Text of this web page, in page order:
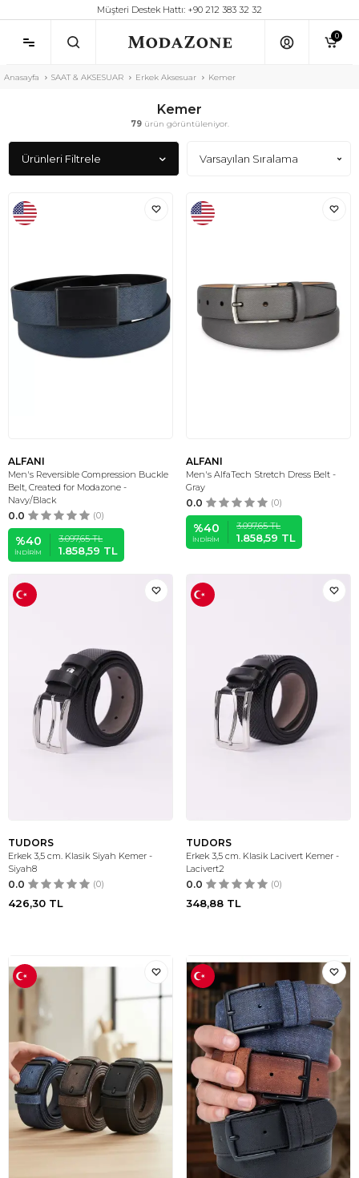
Müşteri Destek Hattı: +90 212 383 32 32
0
Anasayfa SAAT & AKSESUAR Erkek Aksesuar Kemer
Kemer
79ürün görüntüleniyor.
Ürünleri Filtrele
ALFANI
Men's Reversible Compression Buckle
Belt, Created for Modazone -
Navy/Black
0.0 (0)
%40
İNDIRIM
3.097,65TL
1.858,59 TL
ALFANI
Men's AlfaTech Stretch Dress Belt -
Gray
0.0 (0)
%40
İNDIRIM
3.097,65TL
1.858,59 TL
TUDORS
Erkek 3,5 cm. Klasik Siyah Kemer -
Siyah8
0.0 (0)
426,30 TL
TUDORS
Erkek 3,5 cm. Klasik Lacivert Kemer -
Lacivert2
0.0 (0)
348,88 TL